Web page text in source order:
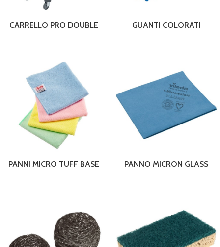
CARRELLO PRO DOUBLE GUANTI COLORATI
PANNI MICRO TUFF BASE PANNO MICRON GLASS